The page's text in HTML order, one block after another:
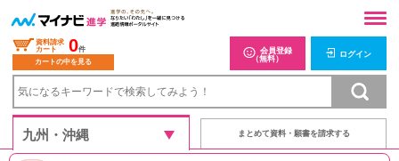
資料請求
カート
0件
カートの中を見る
会員登録
（無料）
ログイン
まとめて資料・願書を請求する